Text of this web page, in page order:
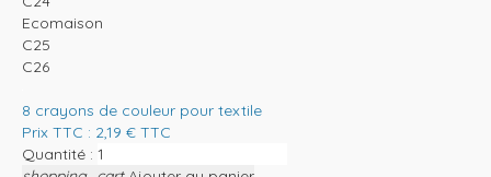
Ecomaison
C25
C26
8 crayons de couleur pour textile
Prix TTC : 2,19 € TTC
Quantité :